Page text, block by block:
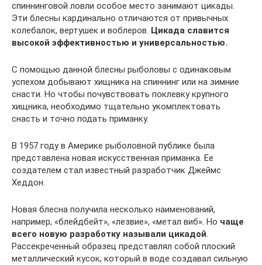
спиннинговой ловли особое место занимают цикады.
Эти блесны кардинально отличаются от привычных
колебалок, вертушек и воблеров. Цикада славится
высокой эффективностью и универсальностью.
С помощью данной блесны рыболовы с одинаковым
успехом добывают хищника на спиннинг или на зимние
снасти. Но чтобы почувствовать поклевку крупного
хищника, необходимо тщательно укомплектовать
снасть и точно подать приманку.
В 1957 году в Америке рыболовной публике была
представлена новая искусственная приманка. Ее
создателем стал известный разработчик Джеймс
Хеддон.
Новая блесна получила несколько наименований,
например, «блейдбейт», «лезвие», «метал виб». Но чаще
всего новую разработку называли цикадой.
Рассекреченный образец представлял собой плоский
металлический кусок, который в воде создавал сильную